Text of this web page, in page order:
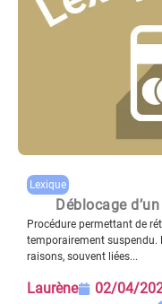
Lexique
Déblocage
Procédure permettant de
temporairement suspendu.
raisons, souvent liées...
Laurène 02/04/